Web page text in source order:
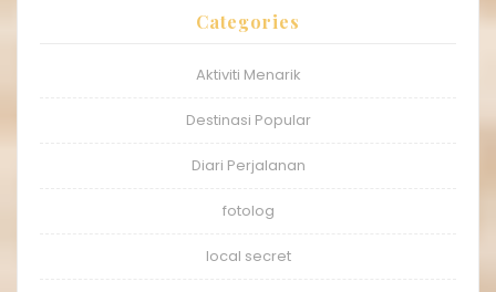
Categories
Aktiviti Menarik
Destinasi Popular
Diari Perjalanan
fotolog
local secret